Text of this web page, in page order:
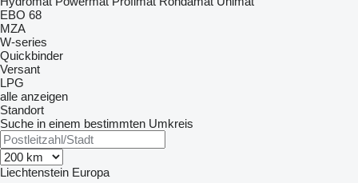
EBO 68
MZA
W-series
Quickbinder
Versant
LPG
alle anzeigen
Standort
Suche in einem bestimmten Umkreis
Liechtenstein Europa